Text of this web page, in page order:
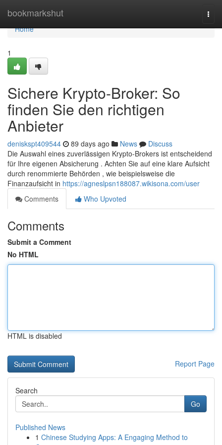
bookmarkshut
Home
Home
1
Sichere Krypto-Broker: So
finden Sie den richtigen
Anbieter
deniskspt409544 89 days ago News
Discuss
Die Auswahl eines zuverlässigen Krypto-Brokers ist entscheidend
für Ihre eigenen Absicherung . Achten Sie auf eine klare Aufsicht
durch renommierte Behörden , wie beispielsweise die
Finanzaufsicht in https://agneslpsn188087.wikisona.com/user
Comments
Who Upvoted
Comments
Submit a Comment
No HTML
HTML is disabled
Report Page
Search
Go
Published News
1 Chinese Studying Apps: A Engaging Method to